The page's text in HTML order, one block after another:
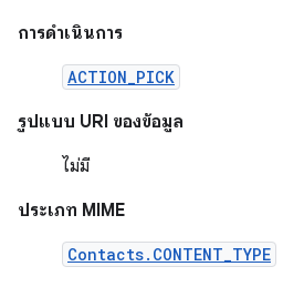
การดำเนินการ
ACTION_PICK
รูปแบบ URI ของข้อมูล
ไม่มี
ประเภท MIME
Contacts.CONTENT_TYPE